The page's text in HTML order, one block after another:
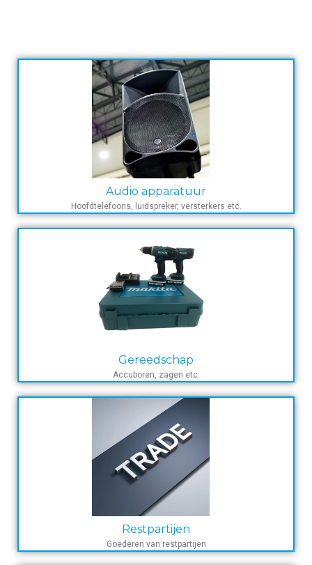
Audio apparatuur
Hoofdtelefoons, luidspreker, versterkers etc.
Gereedschap
Accuboren, zagen etc.
Restpartijen
Goederen van restpartijen